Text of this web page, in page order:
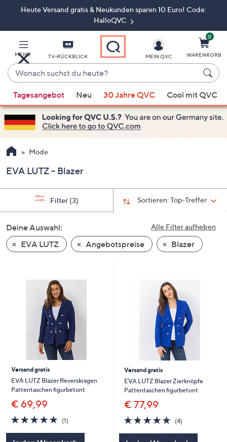
ZumHeute Versand gratis & Neukunden sparen 10 Euro! Code:
HalloQVC
MENÜ TV-RÜCKBLICK
Wonach
suchst
du
heute?
Vorschläge
verfügbar
sind,
verwenden
Sie
Pfeiltasten
nach
und
nach
unten
oder
um
diese
anzuzeigen.
MEIN QVC
0
WARENKORB
Tagesangebot Neu 30 Jahre QVC Cool mit QVC
Mode
EVA LUTZ - Blazer
Sortieren:Top-Treffer
Filter (3)
Alle Filter aufheben
Deine Auswahl:
EVA LUTZ
Angebotspreise Blazer
Versand gratis
EVA LUTZ Blazer Reverskragen
Pattentaschen figurbetont
€ 69,99
5.0
von
(1)1
Versand gratis
EVA LUTZ Blazer Zierknöpfe
Pattentaschen figurbetont
€ 77,99
5.0
von
(4)4